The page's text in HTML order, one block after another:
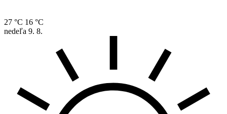
27 °C 16 °C
nedeľa 9. 8.